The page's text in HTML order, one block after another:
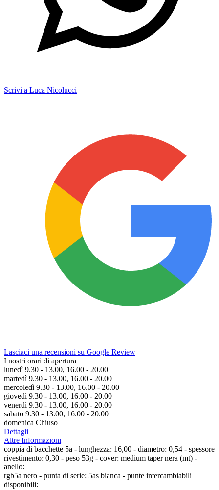
Scrivi a Luca Nicolucci
Lasciaci una recensioni su Google Review
I nostri orari di apertura
lunedì 9.30 - 13.00, 16.00 - 20.00
martedì 9.30 - 13.00, 16.00 - 20.00
mercoledì 9.30 - 13.00, 16.00 - 20.00
giovedì 9.30 - 13.00, 16.00 - 20.00
venerdì 9.30 - 13.00, 16.00 - 20.00
sabato 9.30 - 13.00, 16.00 - 20.00
domenica Chiuso
Dettagli
Altre Informazioni
coppia di bacchette 5a - lunghezza: 16,00 - diametro: 0,54 - spessore
rivestimento: 0,30 - peso 53g - cover: medium taper nera (mt) -
anello:
rgb5a nero - punta di serie: 5as bianca - punte intercambiabili
disponibili: